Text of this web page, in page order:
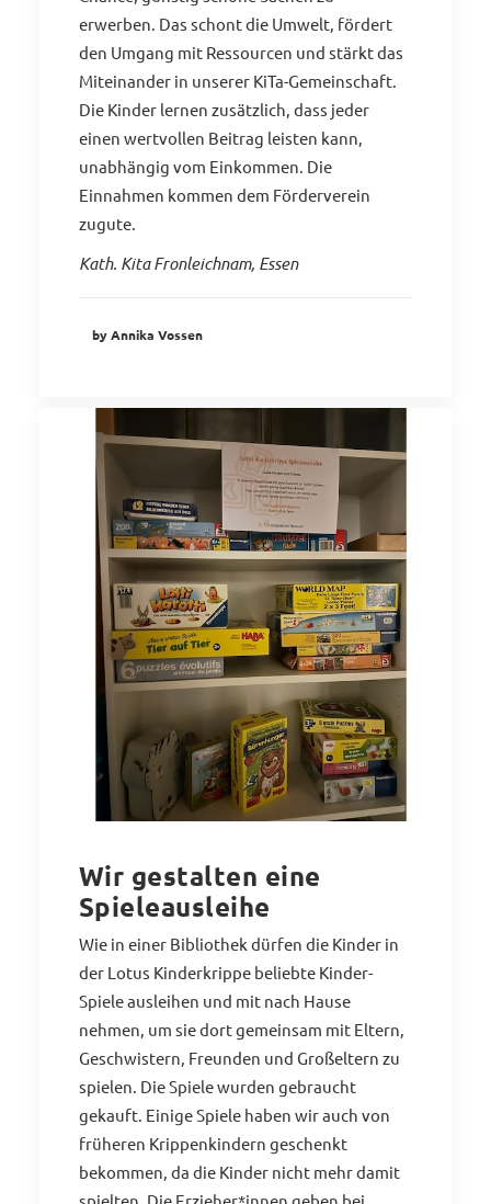
erwerben. Das schont die Umwelt, fördert
den Umgang mit Ressourcen und stärkt das
Miteinander in unserer KiTa-Gemeinschaft.
Die Kinder lernen zusätzlich, dass jeder
einen wertvollen Beitrag leisten kann,
unabhängig vom Einkommen. Die
Einnahmen kommen dem Förderverein
zugute.
Kath. Kita Fronleichnam, Essen
by Annika Vossen
Wir gestalten eine
Spieleausleihe
Wie in einer Bibliothek dürfen die Kinder in
der Lotus Kinderkrippe beliebte Kinder-
Spiele ausleihen und mit nach Hause
nehmen, um sie dort gemeinsam mit Eltern,
Geschwistern, Freunden und Großeltern zu
spielen. Die Spiele wurden gebraucht
gekauft. Einige Spiele haben wir auch von
früheren Krippenkindern geschenkt
bekommen, da die Kinder nicht mehr damit